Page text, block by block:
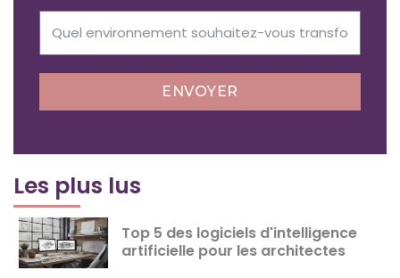
ENVOYER
Les plus lus
Top 5 des logiciels d'intelligence
artificielle pour les architectes